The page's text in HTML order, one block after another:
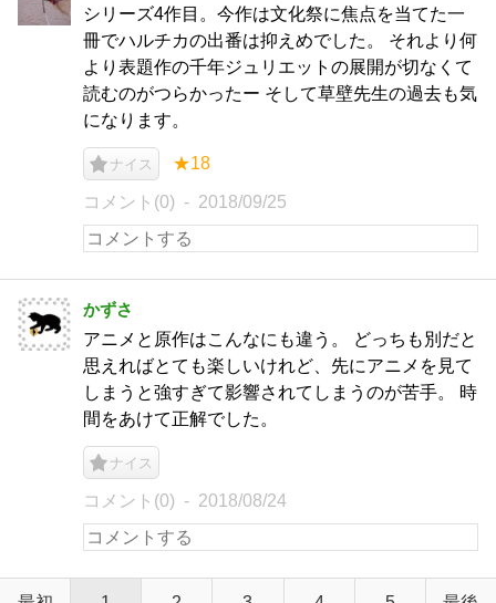
シリーズ4作目。今作は文化祭に焦点を当てた一
冊でハルチカの出番は抑えめでした。 それより何
より表題作の千年ジュリエットの展開が切なくて
読むのがつらかったー そして草壁先生の過去も気
になります。
ナイス ★18
コメント(0) 2018/09/25
かずさ
アニメと原作はこんなにも違う。 どっちも別だと
思えればとても楽しいけれど、先にアニメを見て
しまうと強すぎて影響されてしまうのが苦手。 時
間をあけて正解でした。
ナイス
コメント(0) 2018/08/24